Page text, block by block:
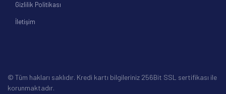
Gizlilik Politikası
İletişim
© Tüm hakları saklıdır. Kredi kartı bilgileriniz 256Bit SSL sertifikası ile
korunmaktadır.